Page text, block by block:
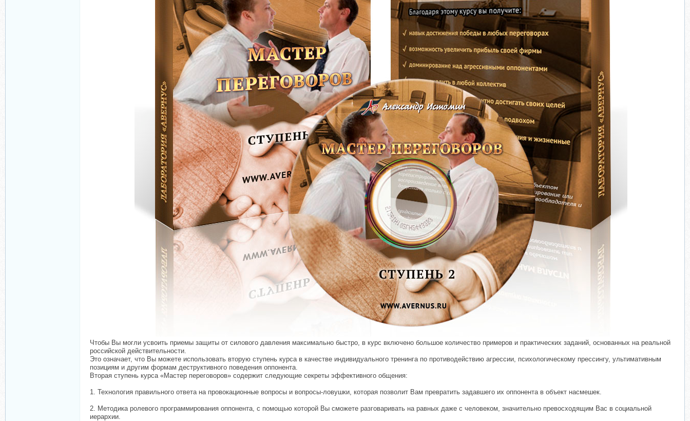
Чтобы Вы могли усвоить приемы защиты от силового давления максимально быстро, в курс включено большое количество примеров и практических заданий, основанных на реальной
российской действительности.
Это означает, что Вы можете использовать вторую ступень курса в качестве индивидуального тренинга по противодействию агрессии, психологическому прессингу, ультимативным
позициям и другим формам деструктивного поведения оппонента.
Вторая ступень курса «Мастер переговоров» содержит следующие секреты эффективного общения:
1. Технология правильного ответа на провокационные вопросы и вопросы-ловушки, которая позволит Вам превратить задавшего их оппонента в объект насмешек.
2. Методика ролевого программирования оппонента, с помощью которой Вы сможете разговаривать на равных даже с человеком, значительно превосходящим Вас в социальной
иерархии.